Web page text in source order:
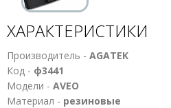
ХАРАКТЕРИСТИКИ
Производитель - AGATEK
Код - ф3441
Модели - AVEO
Материал - резиновые